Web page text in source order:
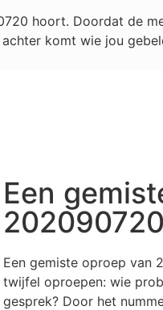
hoort. Doordat de
komt wie jou
Een
202090720
Een gemiste oproep van
twijfel oproepen: wie
gesprek? Door het